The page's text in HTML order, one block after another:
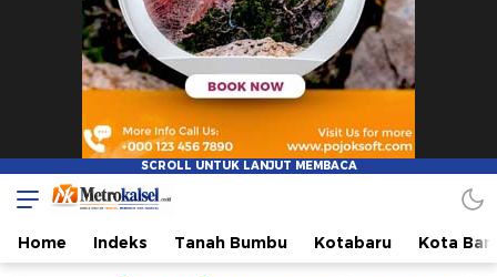
Home Indeks Tanah Bumbu Kotabaru Kota